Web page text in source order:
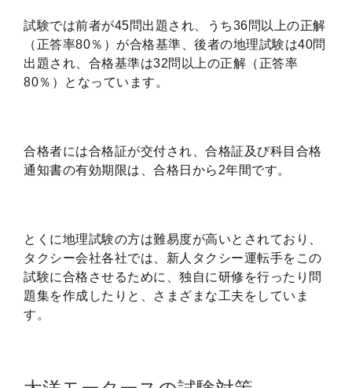
試験では前者が45問出題され、うち36問以上の正解
（正答率80％）が合格基準、後者の地理試験は40問
出題され、合格基準は32問以上の正解（正答率
80％）となっています。
合格者には合格証が交付され、合格証及び科目合格
通知書の有効期限は、合格日から2年間です。
とくに地理試験の方は難易度が高いとされており、
タクシー会社各社では、新人タクシー運転手をこの
試験に合格させるために、独自に研修を行ったり問
題集を作成したりと、さまざまな工夫をしていま
す。